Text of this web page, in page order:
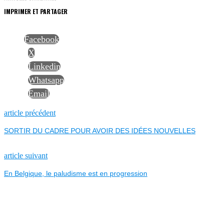
IMPRIMER ET PARTAGER
Facebook
X
Linkedin
Whatsapp
Email
NAVIGATION
DE
L’ARTICLE
article précédentPrevious
SORTIR DU CADRE POUR AVOIR DES IDÉES NOUVELLES
article suivantNext
En Belgique, le paludisme est en progression